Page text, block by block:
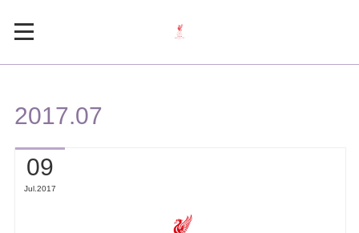
2017.07
09
Jul 2017